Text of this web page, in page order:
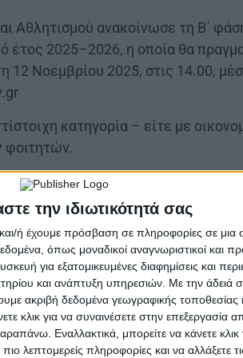
την ιδιωτικότητά σας
και/ή έχουμε πρόσβαση σε πληροφορίες σε
όπως μοναδικοί αναγνωριστικοί και
για εξατομικευμένες διαφημίσεις και
και ανάπτυξη υπηρεσιών. Με την άδειά
ακριβή δεδομένα γεωγραφικής τοποθεσίας
για να συναινέσετε στην επεξεργασία
Εναλλακτικά, μπορείτε να κάνετε κλικ
λεπτομερείς πληροφορίες και να αλλάξετε
Αθλητισμού ανακοίνωσε τη Β΄
έτος 2025–2026, η οποία θα
12 Νοεμβρίου 2025, στις 14.00,
κατηγορία – είτε με
φοιτητών.
υπέβαλαν αίτηση στην α΄ φάση
δικαίωμα αίτησης έχουν:
μετά τις επαναληπτικές
που εισήχθησαν καθ’ υπέρβαση του